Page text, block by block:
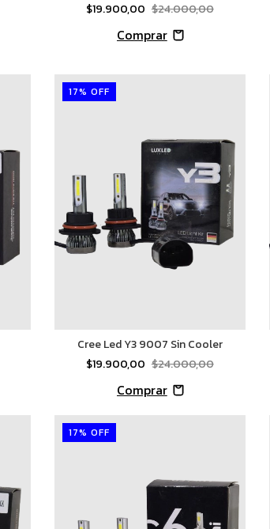
$19.900,00 $24.000,00
17% OFF
Cree Led Y3 9007 Sin Cooler
$19.900,00 $24.000,00
17% OFF